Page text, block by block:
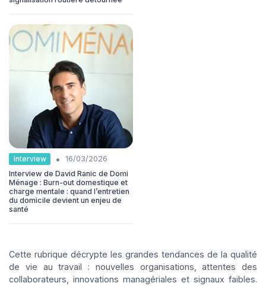
Interview •
16/03/2026
Interview de David Ranic de Domi
Ménage : Burn-out domestique et
charge mentale : quand l’entretien
du domicile devient un enjeu de
santé
Cette rubrique décrypte les grandes tendances de la qualité
de vie au travail : nouvelles organisations, attentes des
collaborateurs, innovations managériales et signaux faibles.